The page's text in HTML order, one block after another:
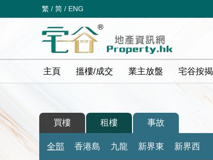
繁 / 简 / ENG
主頁 搵樓/成交 業主放盤 宅谷按揭
買樓 租樓 事故
全部 香港島 九龍 新界東 新界西